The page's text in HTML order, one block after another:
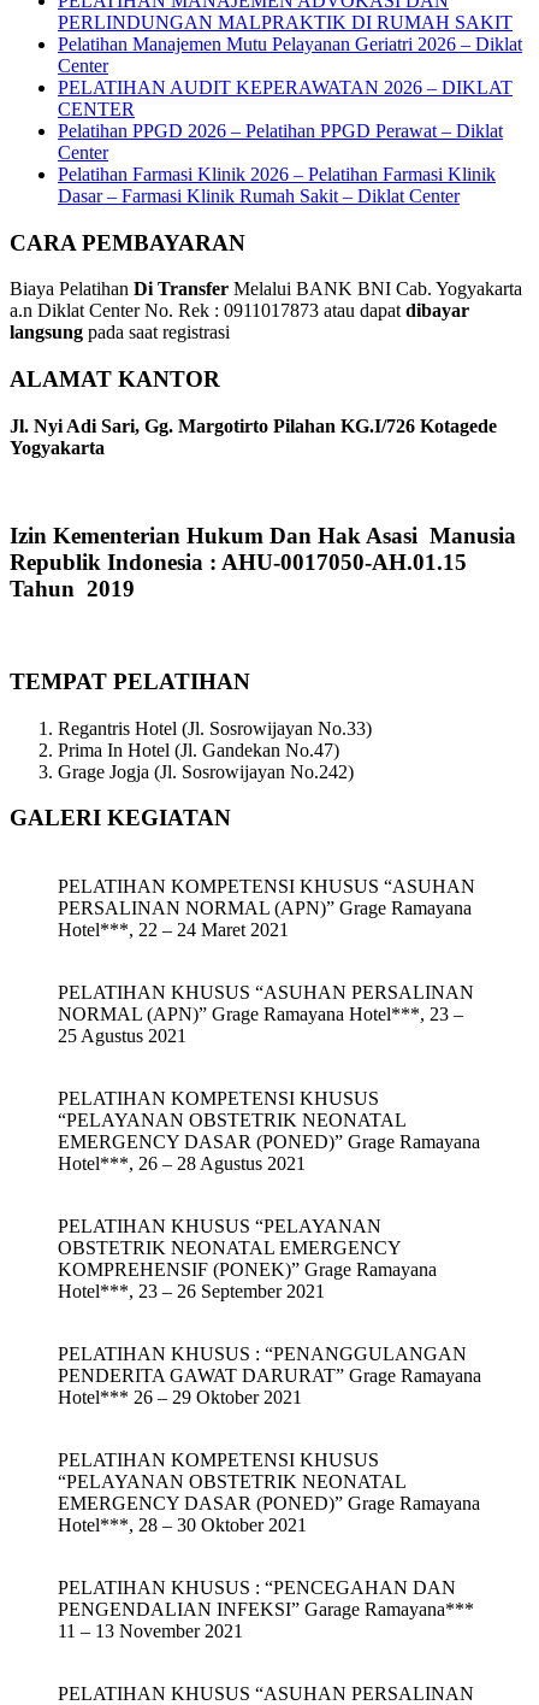
PERLINDUNGAN MALPRAKTIK DI RUMAH SAKIT
Pelatihan Manajemen Mutu Pelayanan Geriatri 2026 – Diklat
Center
PELATIHAN AUDIT KEPERAWATAN 2026 – DIKLAT
CENTER
Pelatihan PPGD 2026 – Pelatihan PPGD Perawat – Diklat
Center
Pelatihan Farmasi Klinik 2026 – Pelatihan Farmasi Klinik
Dasar – Farmasi Klinik Rumah Sakit – Diklat Center
CARA PEMBAYARAN
Biaya Pelatihan Di Transfer Melalui BANK BNI Cab. Yogyakarta
a.n Diklat Center No. Rek : 0911017873 atau dapatdibayar
langsung pada saat registrasi
ALAMAT KANTOR
Jl. Nyi Adi Sari, Gg. Margotirto Pilahan KG.I/726 Kotagede
Yogyakarta
Izin Kementerian Hukum Dan Hak Asasi Manusia
Republik Indonesia : AHU-0017050-AH.01.15
Tahun 2019
TEMPAT PELATIHAN
Regantris Hotel (Jl. Sosrowijayan No.33)
Prima In Hotel (Jl. Gandekan No.47)
Grage Jogja (Jl. Sosrowijayan No.242)
GALERI KEGIATAN
PELATIHAN KOMPETENSI KHUSUS “ASUHAN
PERSALINAN NORMAL (APN)” Grage Ramayana
Hotel***, 22 – 24 Maret 2021
PELATIHAN KHUSUS “ASUHAN PERSALINAN
NORMAL (APN)” Grage Ramayana Hotel***, 23 –
25 Agustus 2021
PELATIHAN KOMPETENSI KHUSUS
“PELAYANAN OBSTETRIK NEONATAL
EMERGENCY DASAR (PONED)” Grage Ramayana
Hotel***, 26 – 28 Agustus 2021
PELATIHAN KHUSUS “PELAYANAN
OBSTETRIK NEONATAL EMERGENCY
KOMPREHENSIF (PONEK)” Grage Ramayana
Hotel***, 23 – 26 September 2021
PELATIHAN KHUSUS : “PENANGGULANGAN
PENDERITA GAWAT DARURAT” Grage Ramayana
Hotel*** 26 – 29 Oktober 2021
PELATIHAN KOMPETENSI KHUSUS
“PELAYANAN OBSTETRIK NEONATAL
EMERGENCY DASAR (PONED)” Grage Ramayana
Hotel***, 28 – 30 Oktober 2021
PELATIHAN KHUSUS : “PENCEGAHAN DAN
PENGENDALIAN INFEKSI” Garage Ramayana***
11 – 13 November 2021
PELATIHAN KHUSUS “ASUHAN PERSALINAN